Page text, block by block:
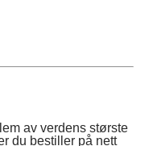
av verdens største
du bestiller på nett